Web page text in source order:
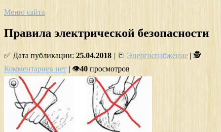
Меню сайта
Правила электрической безопасности
✅ Дата публикации: 25.04.2018 | 📒 Энергоснабжение | 🕵
Комментариев нет | 👁40 просмотров